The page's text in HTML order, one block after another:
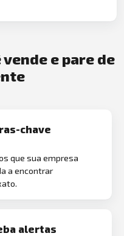
e pare de
chave
que sua empresa
a encontrar
alertas